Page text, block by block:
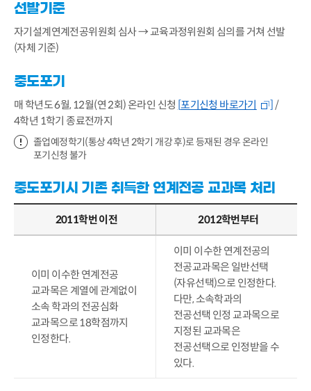
선발기준
자기설계연계전공위원회 심사 → 교육과정위원회 심의를 거쳐 선발
(자체 기준)
중도포기
매 학년도 6월, 12월(연 2회) 온라인 신청 [포기신청 바로가기 ] /
4학년 1학기 종료전까지
졸업예정학기(통상 4학년 2학기 개강 후)로 등재된 경우 온라인
포기신청 불가
중도포기시 기존 취득한 연계전공 교과목 처리
2011학번 이전 2012학번부터
이미 이수한 연계전공
교과목은 계열에 관계없이
소속 학과의 전공심화
교과목으로 18학점까지
인정한다.
이미 이수한 연계전공의
전공교과목은 일반선택
(자유선택)으로 인정한다.
다만, 소속학과의
전공선택 인정 교과목으로
지정된 교과목은
전공선택으로 인정받을 수
있다.